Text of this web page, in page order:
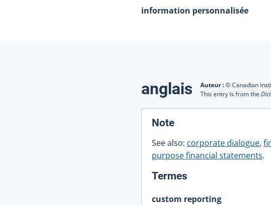
information personnalisée
Traductions
anglais Auteur :© Canadian
This entry is from the
Note:
See also: corporate dialogue,
purpose financial statements.
Termes
custom reporting